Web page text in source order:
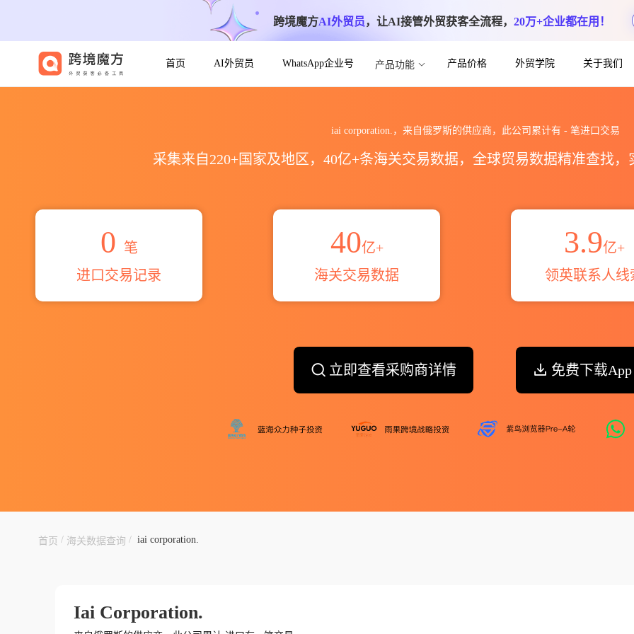
跨境魔方AI外贸员，让AI接管外贸获客全流程， 20万+企业都在用！
首页 AI外贸员 WhatsApp企业号 产品功能 产品价格 外贸学院 关于我们
iai corporation.，来自俄罗斯的供应商，此公司累计有 - 笔进口交易
采集来自220+国家及地区，40亿+条海关交易数据，全球贸易数据精准查找
0 笔
进口交易记录
40亿+
海关交易数据
3.9亿+
领英联系人线
立即查看采购商详情 免费下载App
首页 / 海关数据查询 / iai corporation.
Iai Corporation.